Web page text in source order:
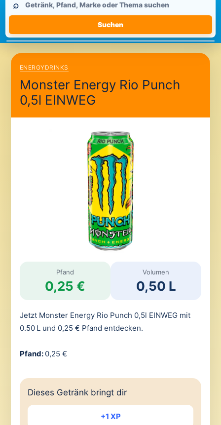
durchsuchen
⌕
Suchen
ENERGYDRINKS
Monster Energy Rio Punch
0,5l EINWEG
Pfand
0,25 €
Volumen
0,50 L
Jetzt Monster Energy Rio Punch 0,5l EINWEG mit
0.50 L und 0,25 € Pfand entdecken.
Pfand: 0,25 €
Dieses Getränk bringt dir
+1 XP